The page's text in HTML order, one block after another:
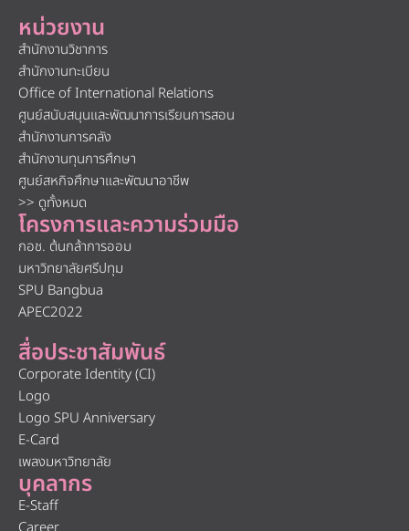
หน่วยงาน
สำนักงานวิชาการ
สำนักงานทะเบียน
Office of International Relations
ศูนย์สนับสนุนและพัฒนาการเรียนการสอน
สำนักงานการคลัง
สำนักงานทุนการศึกษา
ศูนย์สหกิจศึกษาและพัฒนาอาชีพ
>> ดูทั้งหมด
โครงการและความร่วมมือ
กอช. ต้นกล้าการออม
มหาวิทยาลัยศรีปทุม
SPU Bangbua
APEC2022
สื่อประชาสัมพันธ์
Corporate Identity (CI)
Logo
Logo SPU Anniversary
E-Card
เพลงมหาวิทยาลัย
บุคลากร
E-Staff